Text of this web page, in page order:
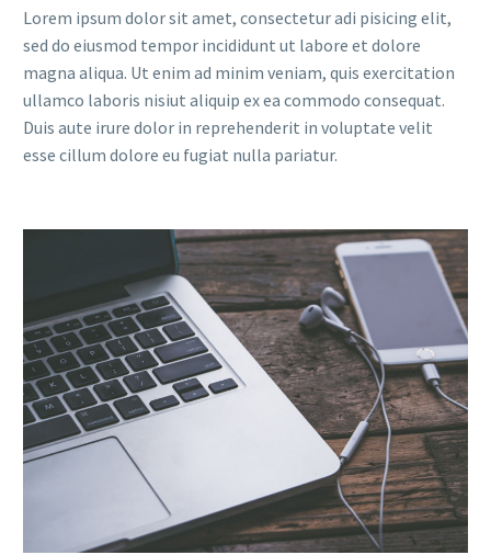
Lorem ipsum dolor sit amet, consectetur adi pisicing elit,
sed do eiusmod tempor incididunt ut labore et dolore
magna aliqua. Ut enim ad minim veniam, quis exercitation
ullamco laboris nisiut aliquip ex ea commodo consequat.
Duis aute irure dolor in reprehenderit in voluptate velit
esse cillum dolore eu fugiat nulla pariatur.